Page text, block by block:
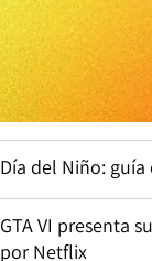
Día del Niño:
GTA VI presenta
por Netflix